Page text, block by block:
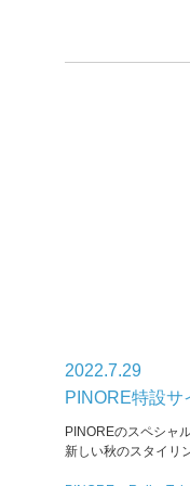
2022.7.29
PINORE特設サ
PINOREのスペシャ
新しい秋のスタイリ